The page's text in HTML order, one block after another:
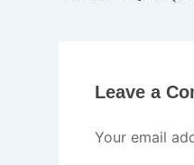
Leave a
Your email